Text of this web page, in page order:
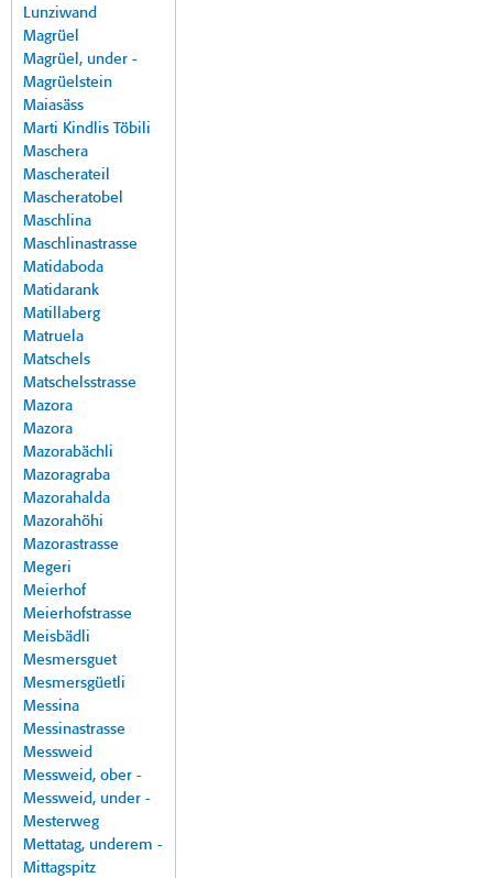
Lunziwand
Magrüel
Magrüel, under -
Magrüelstein
Maiasäss
Marti Kindlis Töbili
Maschera
Mascherateil
Mascheratobel
Maschlina
Maschlinastrasse
Matidaboda
Matidarank
Matillaberg
Matruela
Matschels
Matschelsstrasse
Mazora
Mazora
Mazorabächli
Mazoragraba
Mazorahalda
Mazorahöhi
Mazorastrasse
Megeri
Meierhof
Meierhofstrasse
Meisbädli
Mesmersguet
Mesmersgüetli
Messina
Messinastrasse
Messweid
Messweid, ober -
Messweid, under -
Mesterweg
Mettatag, underem -
Mittagspitz